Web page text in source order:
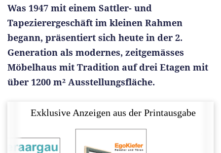
Was 1947 mit einem Sattler- und
Tapezierergeschäft im kleinen Rahmen
begann, präsentiert sich heute in der 2.
Generation als modernes, zeitgemässes
Möbelhaus mit Tradition auf drei Etagen mit
über 1200 m² Ausstellungsfläche.
Exklusive Anzeigen aus der Printausgabe